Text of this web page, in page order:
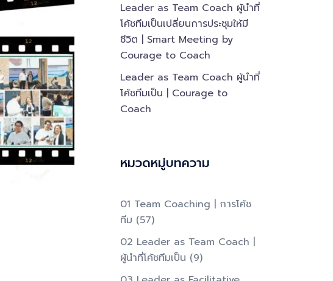
Leader as Team Coach ผู้นำที่
โค้ชทีมเป็นเปลี่ยนการประชุมให้มี
ชีวิต | Smart Meeting by
Courage to Coach
Leader as Team Coach ผู้นำที่
โค้ชทีมเป็น | Courage to
Coach
หมวดหมู่บทความ
01 Team Coaching | การโค้ช
ทีม (57)
02 Leader as Team Coach |
ผู้นำที่โค้ชทีมเป็น​ (9)